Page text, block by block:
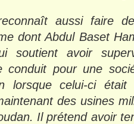
aussi faire
dont Abdul Baset
soutient avoir
conduit pour une
lorsque celui-ci
des usines
Il prétend avoir